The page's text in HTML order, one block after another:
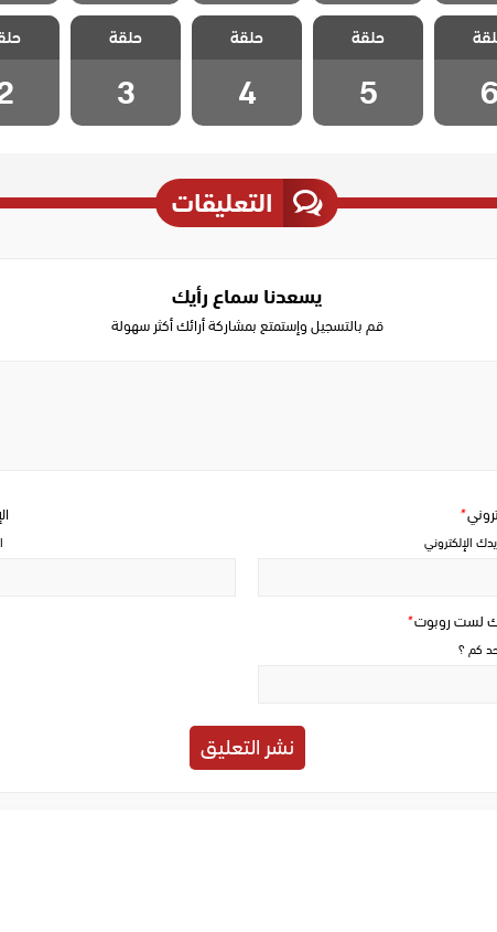
ليلى
6
6
مسلسل ليلى
الحلقة 5
حلقة
5
مسلسل ليلى
الحلقة 4
حلقة
4
مسلسل ليلى
الحلقة 3
حلقة
3
التعليقات
يسعدنا سماع رأيك
قم بالتسجيل وإستمتع بمشاركة أرائك أكثر سهولة
لست روبوت*
كم ؟
*
الإلكتروني